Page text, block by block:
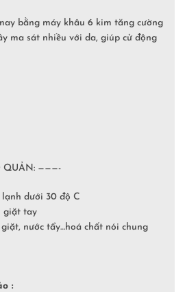
bằng máy khâu 6 kim tăng cường
ma sát nhiều với da, giúp cử động
QUẢN: ———-
dưới 30 độ C
giặt tay
nước tẩy…hoá chất nói chung
: